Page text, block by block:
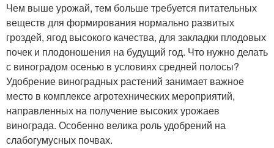
Чем выше урожай, тем больше требуется питательных
веществ для формирования нормально развитых
гроздей, ягод высокого качества, для закладки плодовых
почек и плодоношения на будущий год. Что нужно делать
с виноградом осенью в условиях средней полосы?
Удобрение виноградных растений занимает важное
место в комплексе агротехнических мероприятий,
направленных на получение высоких урожаев
винограда. Особенно велика роль удобрений на
слабогумусных почвах.